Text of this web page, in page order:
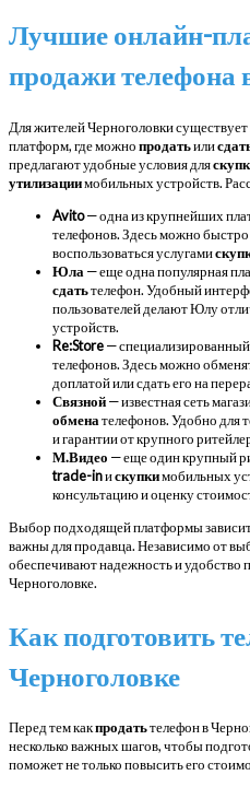
Лучшие онлайн-
продажи телефона
Для жителей Черноголовки
платформ, где можнопродатьили
предлагают удобные условия для
утилизациимобильных устройств.
Avito— одна из крупнейших
телефонов. Здесь можно
воспользоваться услугами
Юла — еще одна популярная
сдатьтелефон. Удобный
пользователей делают Юлу
устройств.
Re:Store—
телефонов. Здесь можно
доплатой или сдать его на
Связной— известная сеть
обменателефонов. Удобно для
и гарантии от крупного
М.Видео — еще один крупный
trade-inискупкимобильных
консультацию и оценку
Выбор подходящей платформы
важны для продавца. Независимо от
обеспечивают надежность и удобство
Черноголовке.
Как подготовить
Черноголовке
Перед тем какпродатьтелефон в
несколько важных шагов, чтобы
поможет не только повысить его